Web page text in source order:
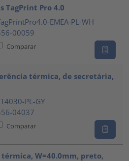
TagPrint Pro 4.0
EMEA-PL-WH
00059
Comparar
térmica, de secretária,
PL-GY
04037
Comparar
W=40.0mm, preto,